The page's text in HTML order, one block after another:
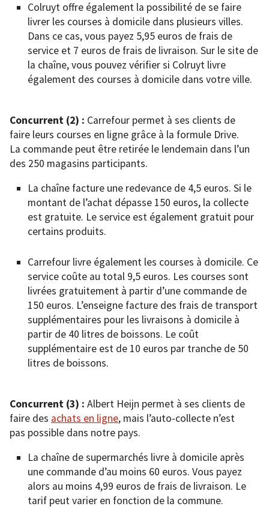
Colruyt offre également la possibilité de se faire
livrer les courses à domicile dans plusieurs villes.
Dans ce cas, vous payez 5,95 euros de frais de
service et 7 euros de frais de livraison. Sur le site de
la chaîne, vous pouvez vérifier si Colruyt livre
également des courses à domicile dans votre ville.
Concurrent (2) : Carrefour permet à ses clients de
faire leurs courses en ligne grâce à la formule Drive.
La commande peut être retirée le lendemain dans l’un
des 250 magasins participants.
La chaîne facture une redevance de 4,5 euros. Si le
montant de l’achat dépasse 150 euros, la collecte
est gratuite. Le service est également gratuit pour
certains produits.
Carrefour livre également les courses à domicile. Ce
service coûte au total 9,5 euros. Les courses sont
livrées gratuitement à partir d’une commande de
150 euros. L’enseigne facture des frais de transport
supplémentaires pour les livraisons à domicile à
partir de 40 litres de boissons. Le coût
supplémentaire est de 10 euros par tranche de 50
litres de boissons.
Concurrent (3) : Albert Heijn permet à ses clients de
faire des achats en ligne, mais l’auto-collecte n’est
pas possible dans notre pays.
La chaîne de supermarchés livre à domicile après
une commande d’au moins 60 euros. Vous payez
alors au moins 4,99 euros de frais de livraison. Le
tarif peut varier en fonction de la commune.